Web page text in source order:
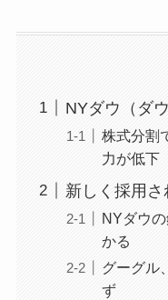
NYダウ（ダ
株式分割
力が低下
新しく採用
NYダウ
かる
グーグル
ず